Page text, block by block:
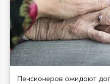
Пенсионеров ожидают